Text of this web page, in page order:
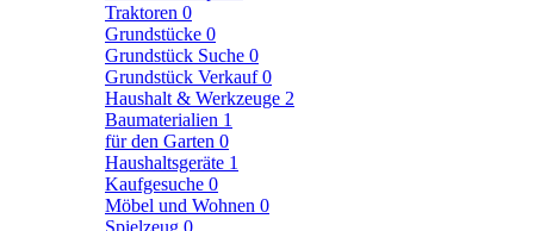
Traktoren 0
Grundstücke 0
Grundstück Suche 0
Grundstück Verkauf0
Haushalt & Werkzeuge 2
Baumaterialien 1
für den Garten 0
Haushaltsgeräte 1
Kaufgesuche 0
Möbel und Wohnen 0
Spielzeug 0